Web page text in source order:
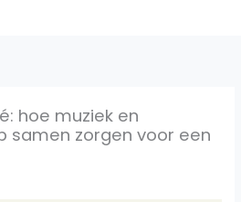
hoe muziek en
samen zorgen voor een